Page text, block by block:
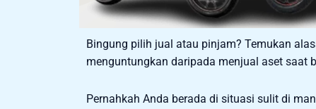
Bingung pilih jual atau pinjam? Temukan
menguntungkan daripada menjual aset saat
Pernahkah Anda berada di situasi sulit di